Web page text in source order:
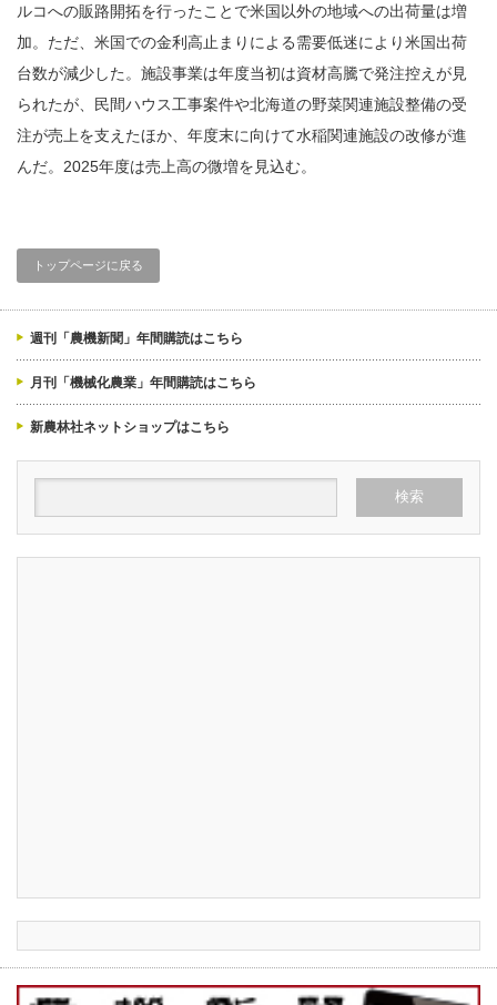
ルコへの販路開拓を行ったことで米国以外の地域への出荷量は増
加。ただ、米国での金利高止まりによる需要低迷により米国出荷
台数が減少した。施設事業は年度当初は資材高騰で発注控えが見
られたが、民間ハウス工事案件や北海道の野菜関連施設整備の受
注が売上を支えたほか、年度末に向けて水稲関連施設の改修が進
んだ。2025年度は売上高の微増を見込む。
トップページに戻る
週刊「農機新聞」年間購読はこちら
月刊「機械化農業」年間購読はこちら
新農林社ネットショップはこちら